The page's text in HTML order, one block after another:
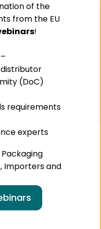
of the
from the EU
!
(DoC)
requirements
experts
Importers and